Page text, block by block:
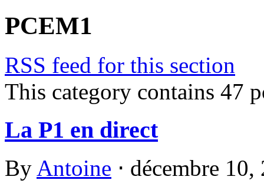
PCEM1
RSS feed for this section
This category contains 47
La P1 en direct
By Antoine ⋅ décembre